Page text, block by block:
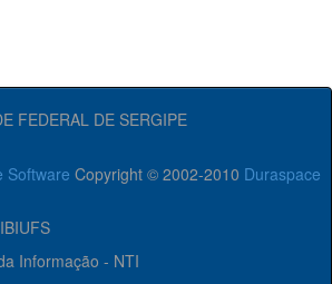
FEDERAL DE SERGIPE
Software Copyright © 2002-2010 Duraspace
Informação - NTI